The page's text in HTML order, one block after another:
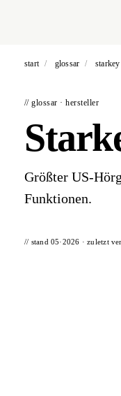
start / glossar / starkey
// glossar · hersteller
Größter US-
Funktionen.
// stand 05·2026 · zuletzt